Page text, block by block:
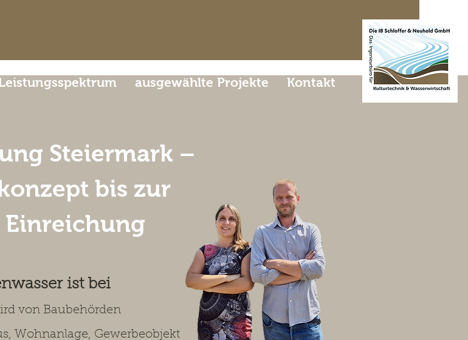
ausgewählte Projekte Kontakt
ist bei
von Baubehörden
Wohnanlage, Gewerbeobjekt
Steiermark –
bis zur